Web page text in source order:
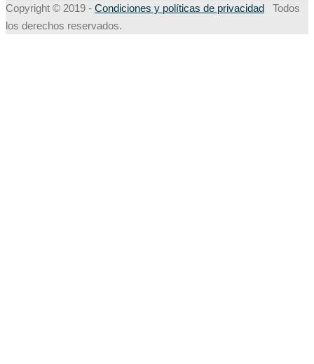
Copyright © 2019 - Condiciones y políticas de privacidad Todos
los derechos reservados.